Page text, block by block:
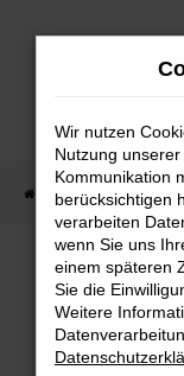
Zum
Startseite
Bei
Wir nutzen
Nutzung
Kommunikation
berücksichtigen
verarbeiten
wenn Sie uns
einem späteren
Sie die
Weitere